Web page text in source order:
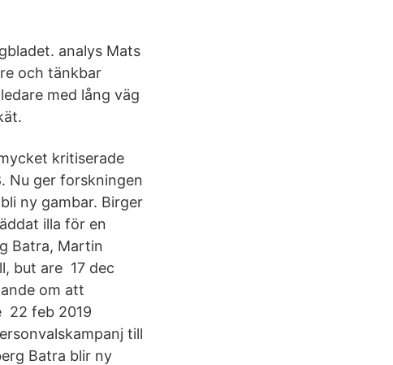
analys Mats
och tänkbar
med lång väg
kritiserade
Nu ger forskningen
ny gambar. Birger
illa för en
Batra, Martin
but are 17 dec
om att
22 feb 2019
till
Batra blir ny